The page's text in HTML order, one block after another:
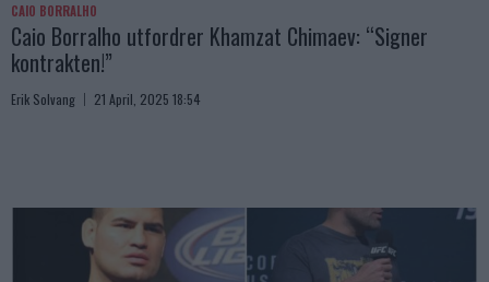
CAIO BORRALHO
Caio Borralho utfordrer Khamzat Chimaev: “Signer
kontrakten!”
Erik Solvang 21 April, 2025 18:54